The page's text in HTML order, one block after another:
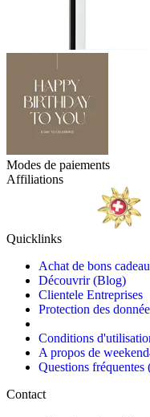
Modes de paiements
Affiliations
Quicklinks
Achat de bons
Découvrir (Blog)
Clientele Entreprises
Protection des
Conditions
A propos de
Questions fréquentes
Contact